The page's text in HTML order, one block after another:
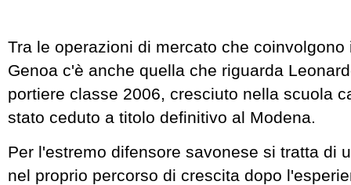
Tra le operazioni di mercato che coinvolgono
Genoa c'è anche quella che riguarda
portiere classe 2006, cresciuto nella scuola
stato ceduto a titolo definitivo al Modena.
Per l'estremo difensore savonese si tratta di
nel proprio percorso di crescita dopo